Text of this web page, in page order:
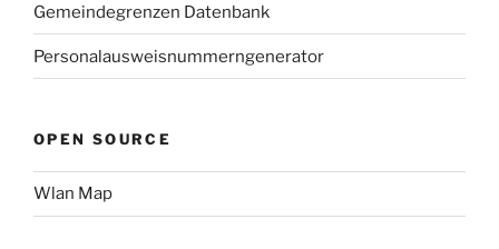
Gemeindegrenzen Datenbank
Personalausweisnummerngenerator
OPEN SOURCE
Wlan Map